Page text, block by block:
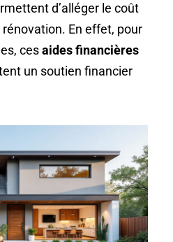
d’alléger le coût
En effet, pour
cesaides financières
un soutien financier